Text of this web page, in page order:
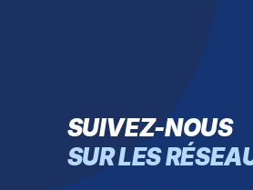
SUIVEZ-NOUS
SUR LES